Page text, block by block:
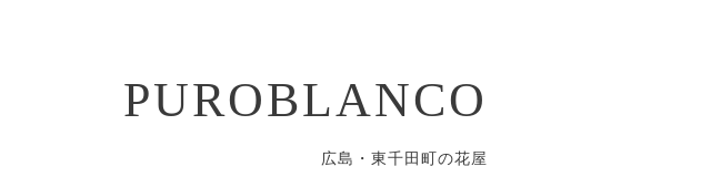
PUROBLANCO
広島・東千田町の花屋